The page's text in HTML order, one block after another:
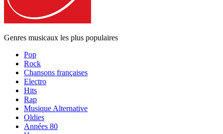
Genres musicaux les plus populaires
Pop
Rock
Chansons françaises
Electro
Hits
Rap
Musique Alternative
Oldies
Années 80